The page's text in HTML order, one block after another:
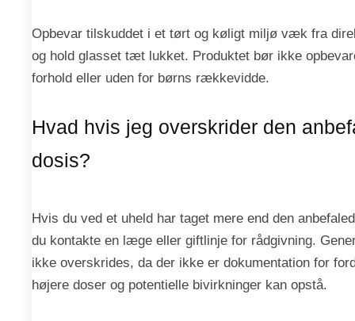
Opbevar tilskuddet i et tørt og køligt miljø væk fra
og hold glasset tæt lukket. Produktet bør ikke
forhold eller uden for børns rækkevidde.
Hvad hvis jeg overskrider den
dosis?
Hvis du ved et uheld har taget mere end den
du kontakte en læge eller giftlinje for rådgivning.
ikke overskrides, da der ikke er dokumentation for
højere doser og potentielle bivirkninger kan opstå.